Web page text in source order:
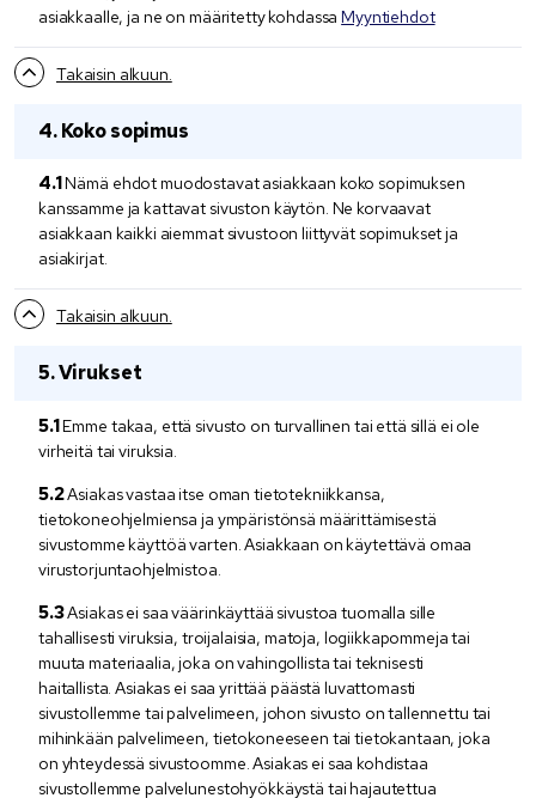
asiakkaalle, ja ne on määritetty kohdassaMyyntiehdot
Takaisin alkuun.
Koko sopimus
Nämä ehdot muodostavat asiakkaan koko sopimuksen
kanssamme ja kattavat sivuston käytön. Ne korvaavat
asiakkaan kaikki aiemmat sivustoon liittyvät sopimukset ja
asiakirjat.
Takaisin alkuun.
Virukset
Emme takaa, että sivusto on turvallinen tai että sillä ei ole
virheitä tai viruksia.
Asiakas vastaa itse oman tietotekniikkansa,
tietokoneohjelmiensa ja ympäristönsä määrittämisestä
sivustomme käyttöä varten. Asiakkaan on käytettävä omaa
virustorjuntaohjelmistoa.
Asiakas ei saa väärinkäyttää sivustoa tuomalla sille
tahallisesti viruksia, troijalaisia, matoja, logiikkapommeja tai
muuta materiaalia, joka on vahingollista tai teknisesti
haitallista. Asiakas ei saa yrittää päästä luvattomasti
sivustollemme tai palvelimeen, johon sivusto on tallennettu tai
mihinkään palvelimeen, tietokoneeseen tai tietokantaan, joka
on yhteydessä sivustoomme. Asiakas ei saa kohdistaa
sivustollemme palvelunestohyökkäystä tai hajautettua